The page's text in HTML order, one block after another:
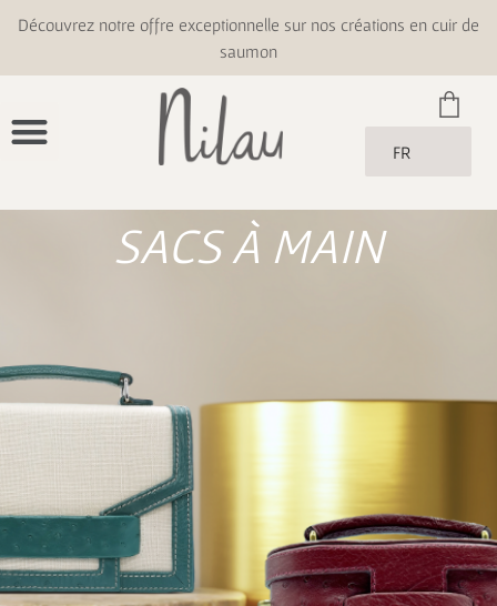
Découvrez notre offre exceptionnelle sur nos créations en cuir de
saumon
FR
SACS À MAIN